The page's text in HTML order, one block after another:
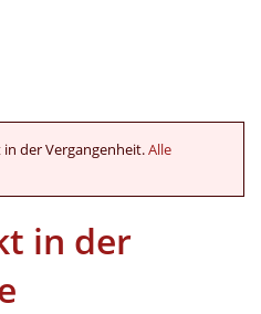
der Vergangenheit.Alle
in der